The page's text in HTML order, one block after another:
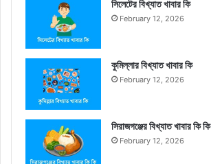
সিলেটের বিখ্যাত খাবার কি
February 12, 2026
কুমিল্লার বিখ্যাত খাবার কি
February 12, 2026
সিরাজগঞ্জের বিখ্যাত খাবার কি কি
February 12, 2026